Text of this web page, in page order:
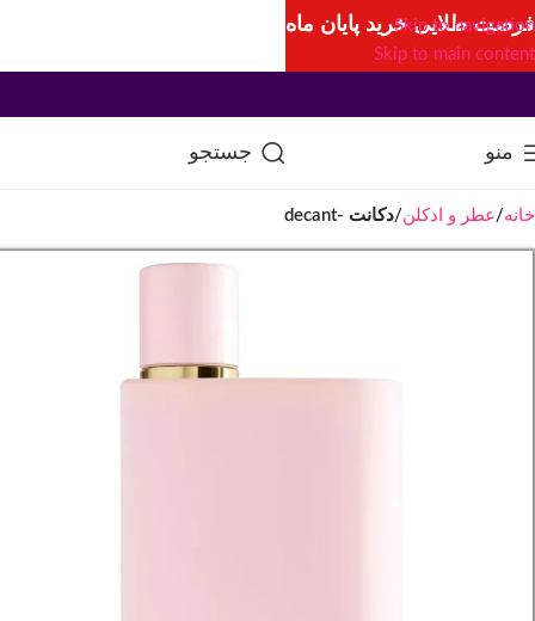
Skip to navigation
Skip to main content
منو جستجو
خانه عطر و ادکلن دکانت -decant
فرصت طلایی خرید پایان ماه